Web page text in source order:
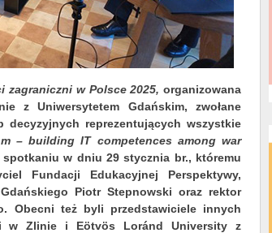
zagraniczni w Polsce 2025, organizowana
z Uniwersytetem Gdańskim, zwołane
reprezentujących wszystkie
– building IT competences among war
spotkaniu w dniu 29 stycznia br., któremu
Fundacji Edukacyjnej Perspektywy,
Piotr Stepnowski oraz rektor
Obecni też byli przedstawiciele innych
w Zlinie i Eötvös Loránd University z